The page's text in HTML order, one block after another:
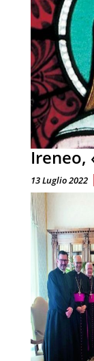
Ireneo,
13 Luglio 2022 |